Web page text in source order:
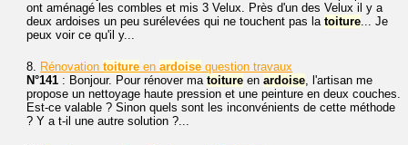
ont aménagé les combles et mis 3 Velux. Près d'un des Velux il y a
deux ardoises un peu surélevées qui ne touchent pas la toiture... Je
peux voir ce qu'il y...
8. Rénovation toiture en ardoise question travaux
N°141 : Bonjour. Pour rénover ma toiture en ardoise, l'artisan me
propose un nettoyage haute pression et une peinture en deux couches.
Est-ce valable ? Sinon quels sont les inconvénients de cette méthode
? Y a t-il une autre solution ?...